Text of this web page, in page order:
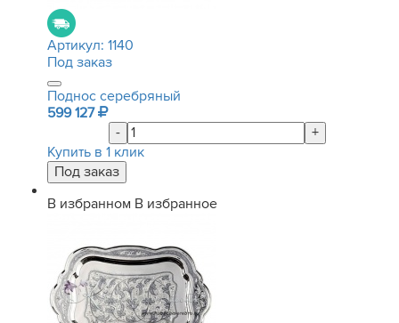
Артикул: 1140
Под заказ
Поднос серебряный
599 127
-
+
Купить в 1 клик
В избранном В избранное